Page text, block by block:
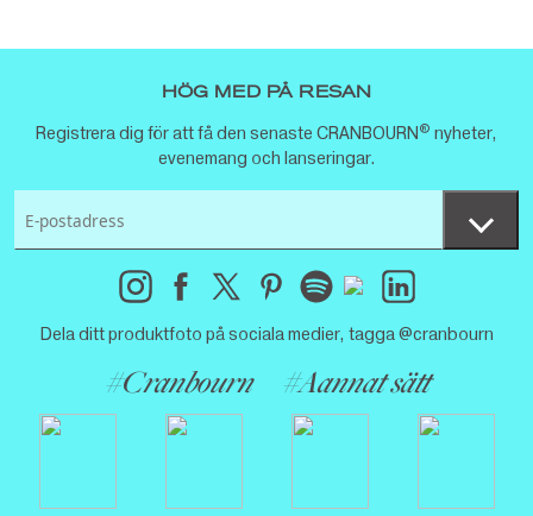
Dela ditt produktfoto på sociala medier, tagga @cranbourn
#Cranbourn #Aannat sätt
HÖG MED PÅ RESAN
Registrera dig för att få den senaste CRANBOURN ® nyheter,
evenemang och lanseringar.